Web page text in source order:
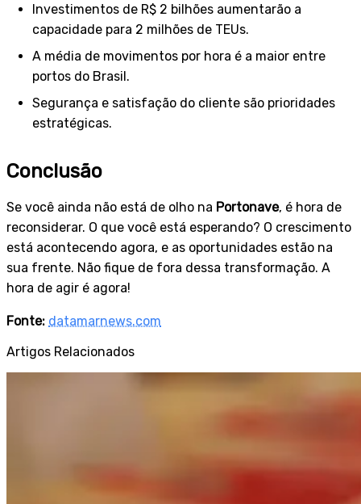
Investimentos de R$ 2 bilhões aumentarão a
capacidade para 2 milhões de TEUs.
A média de movimentos por hora é a maior entre
portos do Brasil.
Segurança e satisfação do cliente são prioridades
estratégicas.
Conclusão
Se você ainda não está de olho na Portonave, é hora de
reconsiderar. O que você está esperando? O crescimento
está acontecendo agora, e as oportunidades estão na
sua frente. Não fique de fora dessa transformação. A
hora de agir é agora!
Fonte: datamarnews.com
Artigos Relacionados